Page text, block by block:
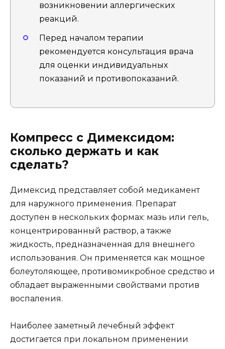
возникновении аллергических
реакций.
Перед началом терапии
рекомендуется консультация врача
для оценки индивидуальных
показаний и противопоказаний.
Компресс с Димексидом:
сколько держать и как
сделать?
Димексид представляет собой медикамент
для наружного применения. Препарат
доступен в нескольких формах: мазь или гель,
концентрированный раствор, а также
жидкость, предназначенная для внешнего
использования. Он применяется как мощное
болеутоляющее, противомикробное средство и
обладает выраженными свойствами против
воспаления.
Наиболее заметный лечебный эффект
достигается при локальном применении